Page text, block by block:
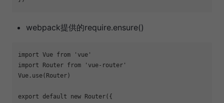
webpack提供的require.ensure()
import Vue from
'vue'
import Router from
'vue-router'
Vue.use(Router)
export default new Router({